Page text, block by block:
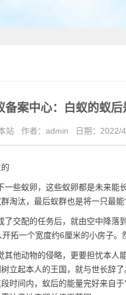
备案中心：白蚁的蚁
站 作者：admin 日期：2022/
些蚁卵，这些蚁卵都是未来能
淘汰，最后蚁群也是将一只最能
交配的任务后，就由空中降落
拓一个宽度约6厘米的小房子。
其他动物的侵略，更要担忧本人
立起本人的王国，就与世长辞
时间内，蚁后的能量完好来自